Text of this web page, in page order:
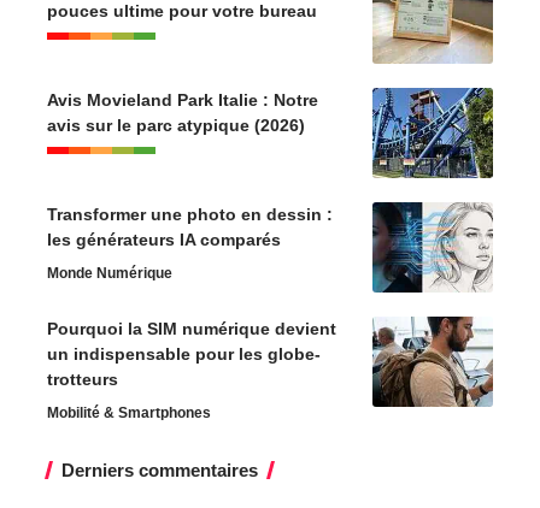
pouces ultime pour votre bureau
Avis Movieland Park Italie : Notre
avis sur le parc atypique (2026)
Transformer une photo en dessin :
les générateurs IA comparés
Monde Numérique
Pourquoi la SIM numérique devient
un indispensable pour les globe-
trotteurs
Mobilité & Smartphones
Derniers commentaires